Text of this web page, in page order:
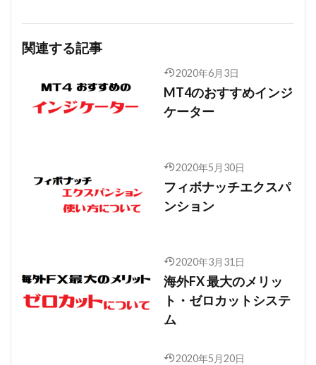
関連する記事
2020年6月3日
MT4のおすすめインジ
ケーター
2020年5月30日
フィボナッチエクスパ
ンション
2020年3月31日
海外FX 最大のメリッ
ト・ゼロカットシステ
ム
2020年5月20日